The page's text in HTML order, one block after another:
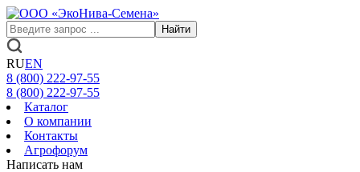
Найти
RUEN
8 (800) 222-97-55
8 (800) 222-97-55
Каталог
О компании
Контакты
Агрофорум
Написать нам